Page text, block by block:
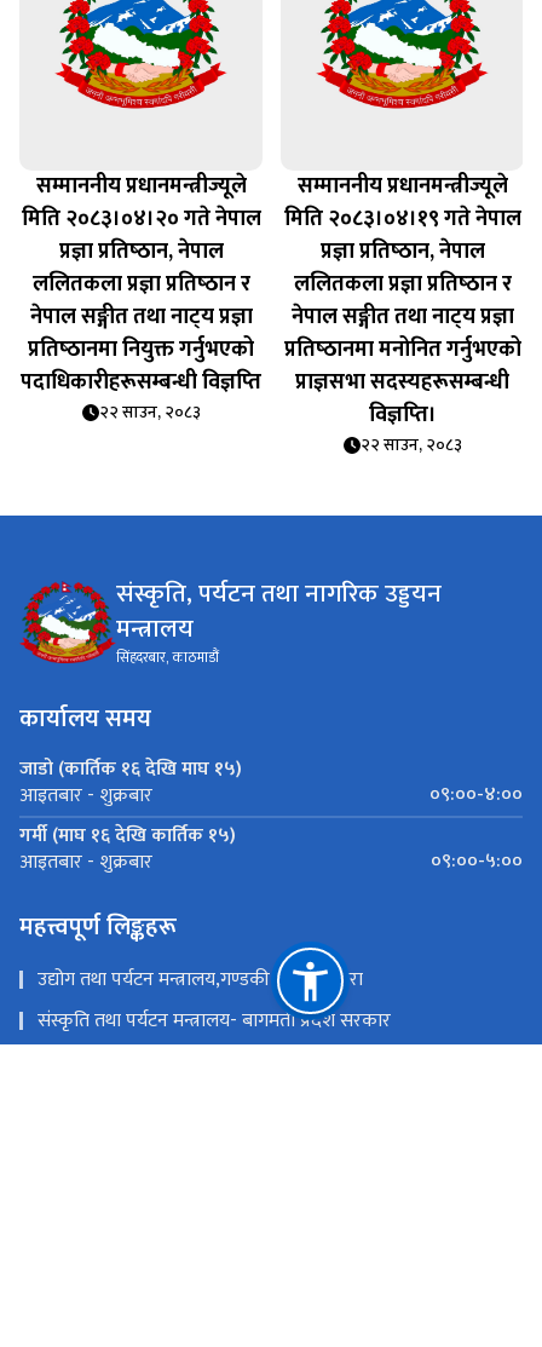
सम्माननीय प्रधानमन्त्रीज्यूले
मिति २०८३।०४।२० गते नेपाल
प्रज्ञा प्रतिष्‍ठान, नेपाल
ललितकला प्रज्ञा प्रतिष्‍ठान र
नेपाल सङ्गीत तथा नाट्‍य प्रज्ञा
प्रतिष्‍ठानमा नियुक्त गर्नुभएको
पदाधिकारीहरूसम्बन्धी विज्ञप्‍ति
२२ साउन, २०८३
सम्माननीय प्रधानमन्त्रीज्यूले
मिति २०८३।०४।१९ गते नेपाल
प्रज्ञा प्रतिष्‍ठान, नेपाल
ललितकला प्रज्ञा प्रतिष्‍ठान र
नेपाल सङ्गीत तथा नाट्‍य प्रज्ञा
प्रतिष्‍ठानमा मनोनित गर्नुभएको
प्राज्ञसभा सदस्यहरूसम्बन्धी
विज्ञप्‍ति।
२२ साउन, २०८३
संस्कृति, पर्यटन तथा नागरिक उड्डयन
मन्त्रालय
सिंहदरबार, काठमाडौं
कार्यालय समय
जाडो (कार्तिक १६ देखि माघ १५)
आइतबार - शुक्रबार
०९:००-४:००
गर्मी (माघ १६ देखि कार्तिक १५)
आइतबार - शुक्रबार ०९:००-५:००
महत्त्वपूर्ण लिङ्कहरू
उद्योग तथा पर्यटन मन्त्रालय,गण्डकी प्रदेश ,पोखरा
संस्कृति तथा पर्यटन मन्त्रालय- बागमती प्रदेश सरकार